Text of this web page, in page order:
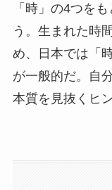
「時」の4つを
う。生まれた時
め、日本では「
が一般的だ。自
本質を見抜くヒ